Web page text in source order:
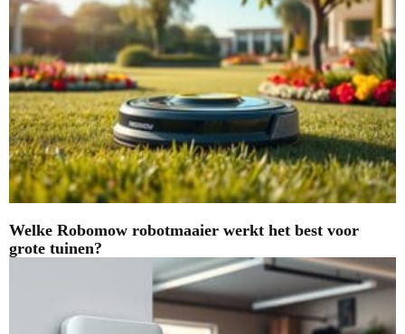
Welke Robomow robotmaaier werkt het best voor
grote tuinen?